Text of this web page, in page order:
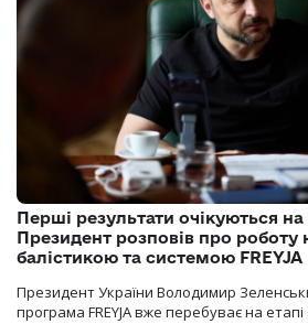
Перші результати очікуються
Президент розповів про роботу
балістикою та системою FREYJA
Президент України Володимир
програма FREYJA вже перебуває на етапі